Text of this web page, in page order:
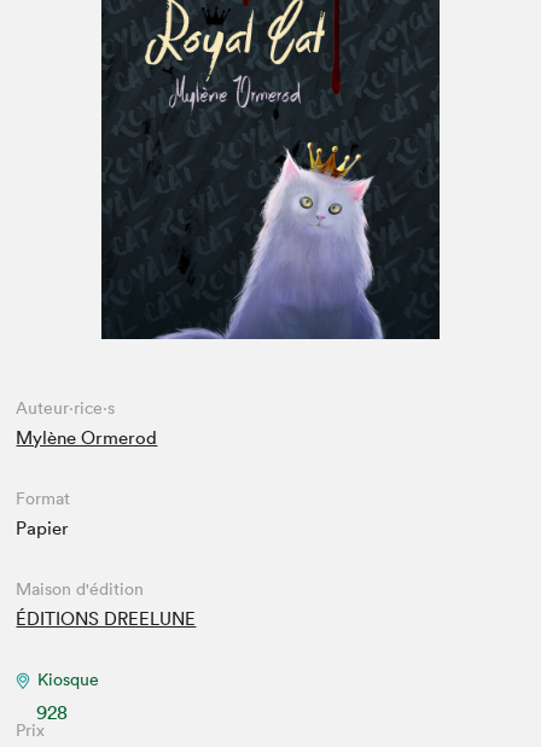
Espace enseignant·e·s
Espace pro
Auteur·rice·s
Mylène Ormerod
Format
Papier
Maison d'édition
ÉDITIONS DREELUNE
Kiosque
928
Prix